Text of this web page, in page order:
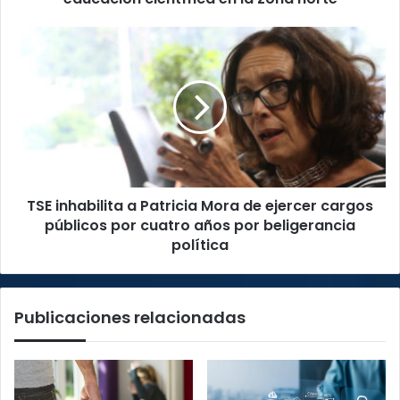
ejercer
por
cuatro
beligerancia
TSE inhabilita a Patricia Mora de ejercer cargos
públicos por cuatro años por beligerancia
política
Publicaciones relacionadas